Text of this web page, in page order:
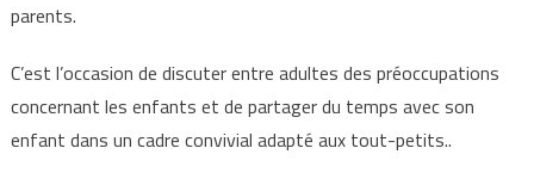
parents.
C’est l’occasion de discuter entre adultes des préoccupations
concernant les enfants et de partager du temps avec son
enfant dans un cadre convivial adapté aux tout-petits..